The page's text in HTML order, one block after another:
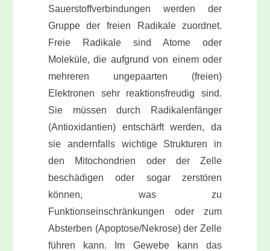
Sauerstoffverbindungen werden der
Gruppe der freien Radikale zuordnet.
Freie Radikale sind Atome oder
Moleküle, die aufgrund von einem oder
mehreren ungepaarten (freien)
Elektronen sehr reaktionsfreudig sind.
Sie müssen durch Radikalenfänger
(Antioxidantien) entschärft werden, da
sie andernfalls wichtige Strukturen in
den Mitochondrien oder der Zelle
beschädigen oder sogar zerstören
können, was zu
Funktionseinschränkungen oder zum
Absterben (Apoptose/Nekrose) der Zelle
führen kann. Im Gewebe kann das